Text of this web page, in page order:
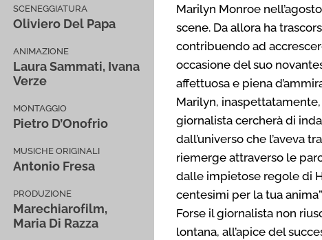
SCENEGGIATURA
Oliviero Del Papa
ANIMAZIONE
Laura Sammati, Ivana
Verze
MONTAGGIO
Pietro D’Onofrio
MUSICHE ORIGINALI
Antonio Fresa
PRODUZIONE
Marechiarofilm,
Maria Di Razza
Marilyn Monroe
scene. Da allora ha
contribuendo ad
occasione del suo
affettuosa e piena
Marilyn,
giornalista cercherà di
dall’universo che l’aveva
riemerge attraverso le
dalle impietose regole di
centesimi per la tua
Forse il giornalista non
lontana, all’apice del